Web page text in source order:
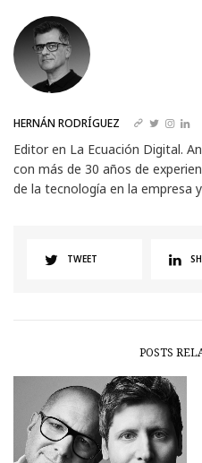
HERNÁN RODRÍGUEZ
Editor en La Ecuación Digital.
con más de 30 años de
de la tecnología en la empresa
TWEET
POSTS